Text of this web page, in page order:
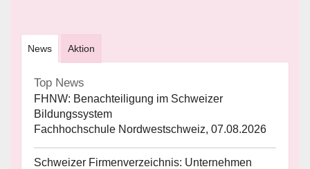
News Aktion
Top News
FHNW: Benachteiligung im Schweizer
Bildungssystem
Fachhochschule Nordwestschweiz, 07.08.2026
Schweizer Firmenverzeichnis: Unternehmen